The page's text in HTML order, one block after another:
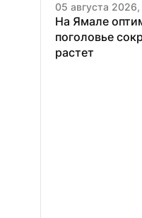
05 августа
На Ямале
поголовье
растет